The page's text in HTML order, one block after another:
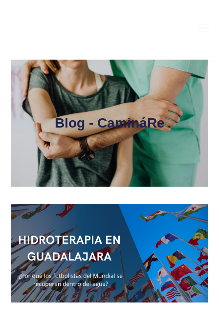
Blog - CamináRe